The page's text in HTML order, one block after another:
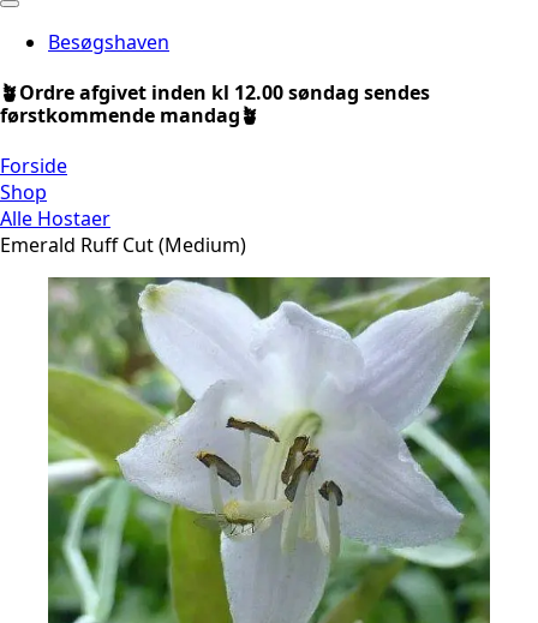
Besøgshaven
🪴Ordre afgivet inden kl 12.00 søndag sendes
førstkommende mandag🪴
Forside
Shop
Alle Hostaer
Emerald Ruff Cut (Medium)